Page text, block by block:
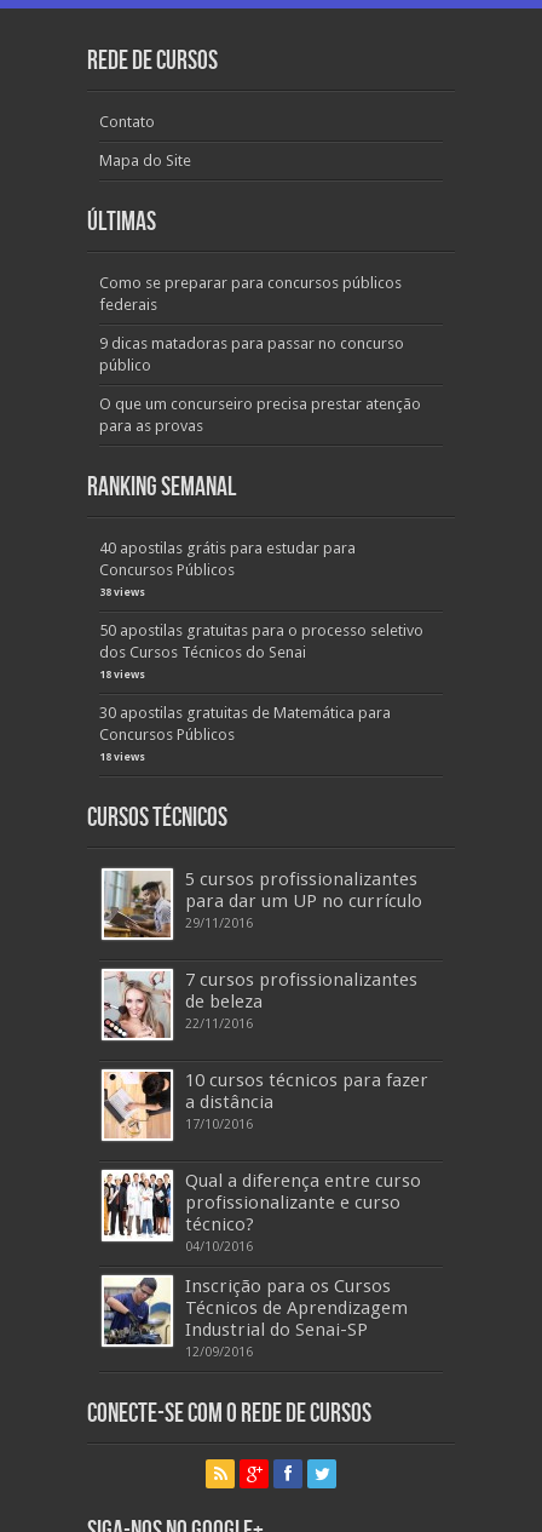
Rede de Cursos
Contato
Mapa do Site
Últimas
Como se preparar para concursos públicos
federais
9 dicas matadoras para passar no concurso
público
O que um concurseiro precisa prestar atenção
para as provas
Ranking Semanal
40 apostilas grátis para estudar para
Concursos Públicos
38 views
50 apostilas gratuitas para o processo seletivo
dos Cursos Técnicos do Senai
18 views
30 apostilas gratuitas de Matemática para
Concursos Públicos
18 views
Cursos Técnicos
5 cursos profissionalizantes
para dar um UP no currículo
29/11/2016
7 cursos profissionalizantes
de beleza
22/11/2016
10 cursos técnicos para fazer
a distância
17/10/2016
Qual a diferença entre curso
profissionalizante e curso
técnico?
04/10/2016
Inscrição para os Cursos
Técnicos de Aprendizagem
Industrial do Senai-SP
12/09/2016
Conecte-se com o Rede de Cursos